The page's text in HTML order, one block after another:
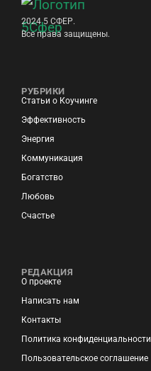
2024 5 СФЕР.
Все права защищены.
РУБРИКИ
Статьи о Коучинге
Эффективность
Энергия
Коммуникация
Богатство
Любовь
Счастье
РЕДАКЦИЯ
О проекте
Написать нам
Контакты
Политика конфиденциальности
Пользовательское соглашение